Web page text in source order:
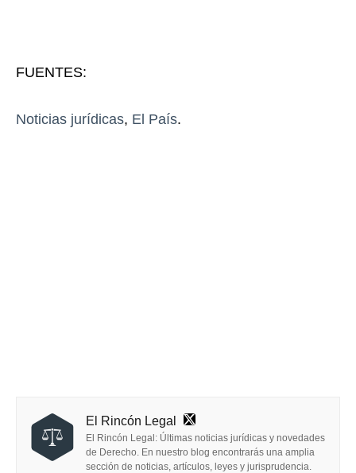
FUENTES:
Noticias jurídicas, El País.
El Rincón Legal
El Rincón Legal: Últimas noticias jurídicas y novedades
de Derecho. En nuestro blog encontrarás una amplia
sección de noticias, artículos, leyes y jurisprudencia.